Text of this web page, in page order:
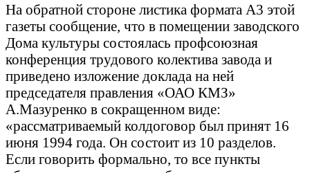
На обратной стороне листика формата А3 этой
газеты сообщение, что в помещении заводского
Дома культуры состоялась профсоюзная
конференция трудового колектива завода и
приведено изложение доклада на ней
председателя правления «ОАО КМЗ»
А.Мазуренко в сокращенном виде:
«рассматриваемый колдоговор был принят 16
июня 1994 года. Он состоит из 10 разделов.
Если говорить формально, то все пункты